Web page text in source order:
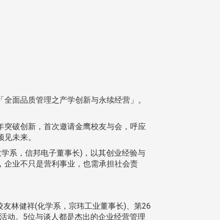
品质管理之产学创新与永续经营」。
破创新，首次邀请金鹰校友与会，呼应
未来。
系，信邦电子董事长)，以其创业经验与
业不只是营利事业，也需承担社会责
林健祥(化学系，宗玮工业董事长)、第26
动。5位与谈人都是杰出的企业经营管理